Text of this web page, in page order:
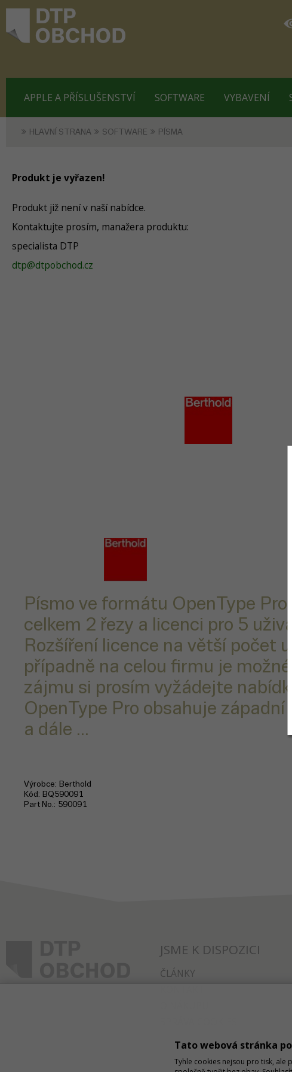
APPLE A PŘÍSLUŠENSTVÍ SOFTWARE VYBAVENÍ
HLAVNÍ STRANA SOFTWARE PÍSMA
Produkt je vyřazen!
Produkt již není v naší nabídce.
Kontaktujte prosím, manažera produktu:
specialista DTP
dtp@dtpobchod.cz
Písmo ve formátu OpenType
celkem 2 řezy a licenci pro 5
Rozšíření licence na větší počet
případně na celou firmu je
zájmu si prosím vyžádejte
OpenType Pro obsahuje západní
a dále ...
Výrobce Berthold
Kód BQ590091
Part No.
590091
JSME K DISPOZICI
ČLÁNKY
Tato webová stránka
Tyhle cookies nejsou pro tisk, ale